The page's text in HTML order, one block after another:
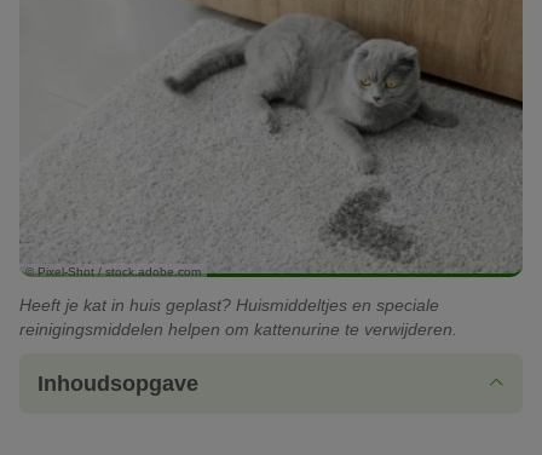
© Pixel-Shot / stock.adobe.com
Heeft je kat in huis geplast? Huismiddeltjes en speciale
reinigingsmiddelen helpen om kattenurine te verwijderen.
Inhoudsopgave